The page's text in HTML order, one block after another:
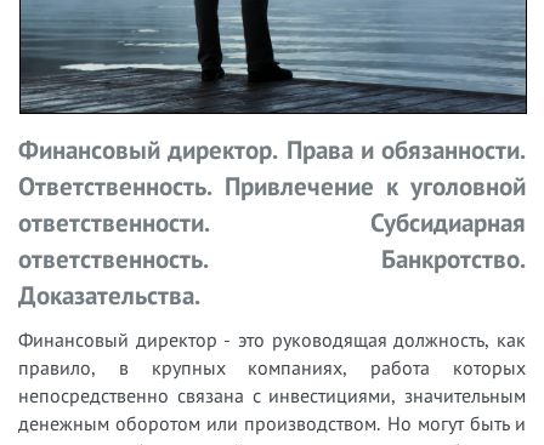
Финансовый директор. Права и обязанности.
Ответственность. Привлечение к уголовной
ответственности. Субсидиарная
ответственность. Банкротство.
Доказательства.
Финансовый директор - это руководящая должность, как
правило, в крупных компаниях, работа которых
непосредственно связана с инвестициями, значительным
денежным оборотом или производством. Но могут быть и